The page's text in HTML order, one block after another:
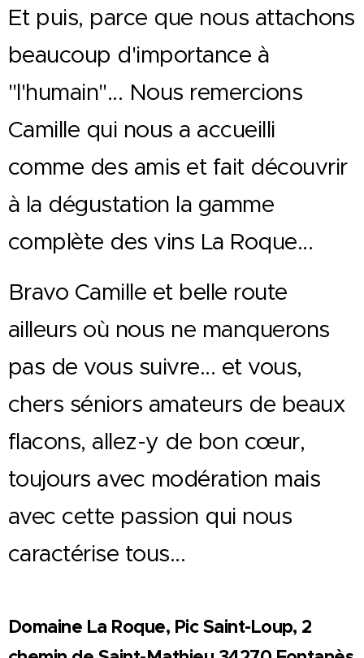
Et puis, parce que nous attachons
beaucoup d'importance à
"l'humain"... Nous remercions
Camille qui nous a accueilli
comme des amis et fait découvrir
à la dégustation la gamme
complète des vins La Roque...
Bravo Camille et belle route
ailleurs où nous ne manquerons
pas de vous suivre... et vous,
chers séniors amateurs de beaux
flacons, allez-y de bon cœur,
toujours avec modération mais
avec cette passion qui nous
caractérise tous...
Domaine La Roque, Pic Saint-Loup, 2